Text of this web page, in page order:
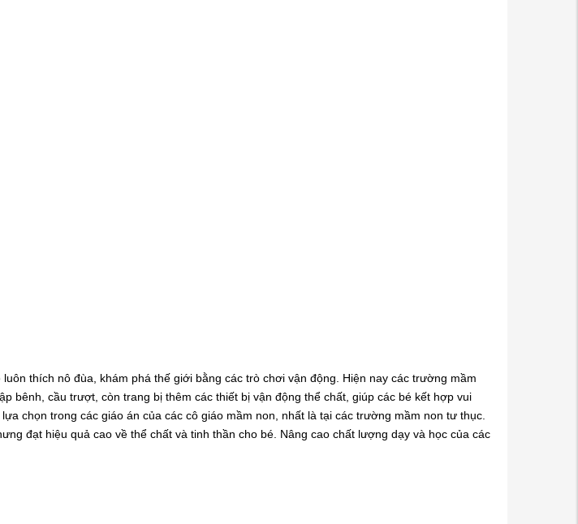
thích nô đùa, khám phá thế giới bằng các trò chơi vận động. Hiện nay các trường mầm
bênh, cầu trượt, còn trang bị thêm các thiết bị vận động thể chất, giúp các bé kết hợp vui
chọn trong các giáo án của các cô giáo mầm non, nhất là tại các trường mầm non tư thục.
đạt hiệu quả cao về thể chất và tinh thần cho bé. Nâng cao chất lượng dạy và học của các